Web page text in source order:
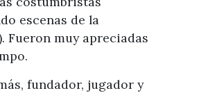
escenas de la
Fueron muy apreciadas
fundador, jugador y